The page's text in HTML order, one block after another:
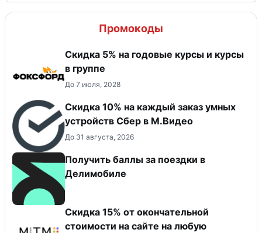
Промокоды
Скидка 5% на годовые курсы и курсы
в группе
До 7 июля, 2028
Скидка 10% на каждый заказ умных
устройств Сбер в М.Видео
До 31 августа, 2026
Получить баллы за поездки в
Делимобиле
Скидка 15% от окончательной
стоимости на сайте на любую